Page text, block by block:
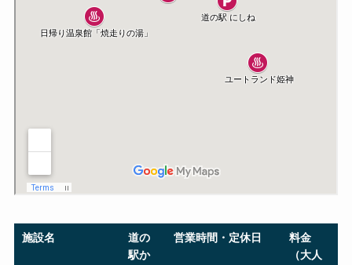
施設名
道の
駅か
営業時間・定休日
料金
（大人